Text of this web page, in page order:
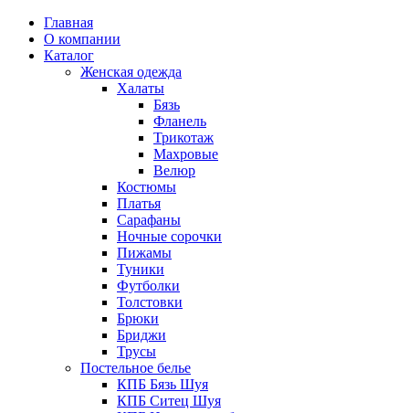
Главная
О компании
Каталог
Женская одежда
Халаты
Бязь
Фланель
Трикотаж
Махровые
Велюр
Костюмы
Платья
Сарафаны
Ночные сорочки
Пижамы
Туники
Футболки
Толстовки
Брюки
Бриджи
Трусы
Постельное белье
КПБ Бязь Шуя
КПБ Ситец Шуя